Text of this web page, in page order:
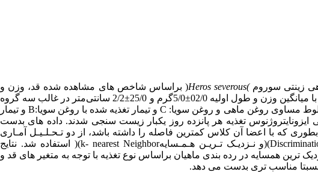
زینتی سوروم(
Heros severous
) براساس شاخص های مشاهده شده قد، وزن و
سن می باشد. بدین منظور 300 عدد ماهی به ترتیب با میانگین وزن و طول اولیه 02/0±5/0گرم و 25/0±2/2 سانتی‌متر در غالب سه گروه
مساوی روغن ماهی و روغن سویا: Cو تیمار تغذیه شده با روغن سویاB:و تیمار
ایزونایتروژنوس تغذیه هر پانزده روز یکبار زیست سنجی شدند. داده های بدست
که با اعضا آن کلاس کمترین فاصله را داشته باشد، از دو تـحـلـیـل آمـاری
)و نـزدیـک تـریـن هـمـسایه(k- nearest Neighbor
) استفاده شد. نتایج
همسایه در رده بندی ماهیان براساس نوع تغذیه با توجه به متغیر های قد و
مناسب تری بدست می دهد.